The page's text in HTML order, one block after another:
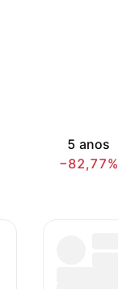
5 anos
−82,77%